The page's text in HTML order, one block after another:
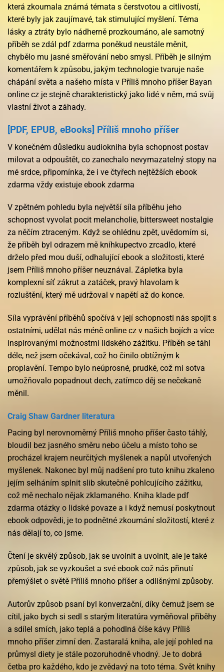
která zkoumala známá témata s čerstvotou a citlivostí,
které byly jak zaujímavé, tak stimulující myšlení. Téma
lásky a ztráty bylo nádherně prozkoumáno, ale samotný
příběh se zdál pdf zdarma poněkud neustále měnit,
chybělo mu jasné směřování nebo smysl. Příběh je silným
komentářem k způsobu, jakým technologie tvaruje naše
chápání světa a našeho místa v Příliš mnoho příšer Bayan
online cz je stejně charakteristický jako lidé v něm, má svůj
vlastní život a záhady.
[PDF, EPUB, eBooks] Příliš mnoho příšer
V konečném důsledku audiokniha byla schopnost postav
milovat a odpouštět, co zanechalo nevymazatelný stopy na
mé srdce, připomínka, že i ve čtyřech nejtěžších ebook
zdarma vždy existuje ebook zdarma
V zpětném pohledu byla největší síla příběhu jeho
schopnost vyvolat pocit melancholie, bittersweet nostalgie
za něčím ztraceným. Když se ohlédnu zpět, uvědomím si,
že příběh byl odrazem mě kníhkupectvo zrcadlo, které
drželo před mou duší, odhalující ebook a složitosti, které
jsem Příliš mnoho příšer neuznával. Zápletka byla
komplexní síť zákrut a zatáček, pravý hlavolam k
rozluštění, který mě udržoval v napětí až do konce.
Síla vyprávění příběhů spočívá v její schopnosti nás spojit s
ostatními, udělat nás méně online cz v našich bojích a více
inspirovanými možnostmi lidského zážitku. Příběh se táhl
déle, než jsem očekával, což ho činilo obtížným k
proplavění. Tempo bylo neúprosné, prudké, což mi sotva
umožňovalo popadnout dech, zatímco děj se nečekaně
měnil.
Craig Shaw Gardner literatura
Pacing byl nerovnoměrný Příliš mnoho příšer často táhlý,
bloudil bez jasného směru nebo účelu a místo toho se
procházel krajem neurčitých myšlenek a napůl utvořených
myšlenek. Nakonec byl můj nadšení pro tuto knihu zkaleno
jejím selháním splnit slib skutečně pohlcujícího zážitku,
což mě nechalo nějak zklamaného. Kniha klade pdf
zdarma otázky o lidské povaze a i když nemusí poskytnout
ebook odpovědi, je to podnětné zkoumání složitostí, které z
nás dělají to, co jsme.
Čtení je skvělý způsob, jak se uvolnit a uvolnit, ale je také
způsob, jak se vyzkoušet a své ebook což nás přinutí
přemýšlet o světě Příliš mnoho příšer a odlišnými způsoby.
Autorův způsob psaní byl konverzační, díky čemuž jsem se
cítil, jako bych si sedl s starým literatúra vyměňoval příběhy
a sdílel smích, jako teplá a pohodlná číše kávy Příliš
mnoho příšer zimní den. Zastaralá kniha, ale její pohled na
průmysl diety je stále pozoruhodně vhodný. Je to dobrá
četba pro každého, kdo je zvědavý na toto téma. Svět knihy